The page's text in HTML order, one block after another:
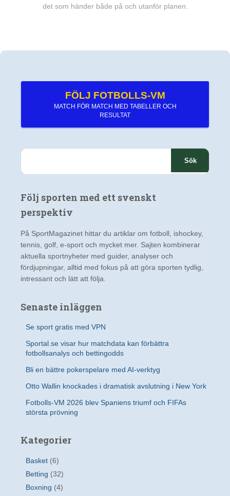
det som händer både på och utanför planen.
FÖLJ FOTBOLLS-VM
MATCH FÖR MATCH MED TABELLER OCH
RESULTAT
S
k
f
t
r
:
Följ sporten med ett svenskt
perspektiv
På SportMagazinet hittar du artiklar om fotboll, ishockey,
tennis, golf, e-sport och mycket mer. Sajten kombinerar
aktuella sportnyheter med guider, analyser och
fördjupningar, alltid med fokus på att göra sporten tydlig,
intressant och lätt att följa.
Senaste inläggen
Se sport gratis med VPN
Sportal.se visar hur matchdata kan förbättra
fotbollsanalys och bettingodds
Bli en bättre pokerspelare med AI-verktyg
Otto Wallin knockades i dramatisk avslutning i New York
Fotbolls-VM 2026 blev Spaniens triumf och FIFAs
största prövning
Kategorier
Basket (6)
Betting (32)
Boxning (4)